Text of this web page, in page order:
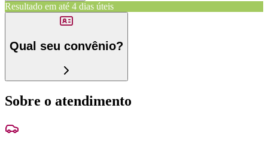
Resultado em até 4 dias úteis
Qual seu convênio?
Sobre o atendimento